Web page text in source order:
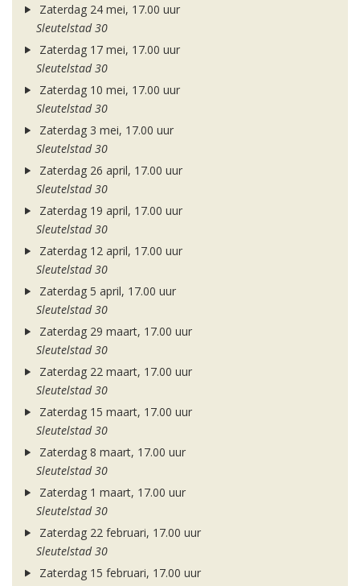
Zaterdag 24 mei, 17.00 uur
Sleutelstad 30
Zaterdag 17 mei, 17.00 uur
Sleutelstad 30
Zaterdag 10 mei, 17.00 uur
Sleutelstad 30
Zaterdag 3 mei, 17.00 uur
Sleutelstad 30
Zaterdag 26 april, 17.00 uur
Sleutelstad 30
Zaterdag 19 april, 17.00 uur
Sleutelstad 30
Zaterdag 12 april, 17.00 uur
Sleutelstad 30
Zaterdag 5 april, 17.00 uur
Sleutelstad 30
Zaterdag 29 maart, 17.00 uur
Sleutelstad 30
Zaterdag 22 maart, 17.00 uur
Sleutelstad 30
Zaterdag 15 maart, 17.00 uur
Sleutelstad 30
Zaterdag 8 maart, 17.00 uur
Sleutelstad 30
Zaterdag 1 maart, 17.00 uur
Sleutelstad 30
Zaterdag 22 februari, 17.00 uur
Sleutelstad 30
Zaterdag 15 februari, 17.00 uur